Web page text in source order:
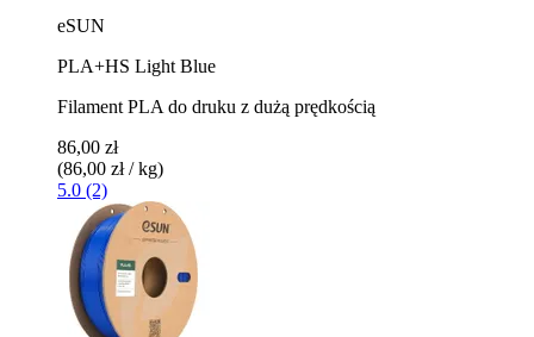
eSUN
PLA+HS Light Blue
Filament PLA do druku z dużą prędkością
86,00 zł
(86,00 zł / kg)
5.0 (2)